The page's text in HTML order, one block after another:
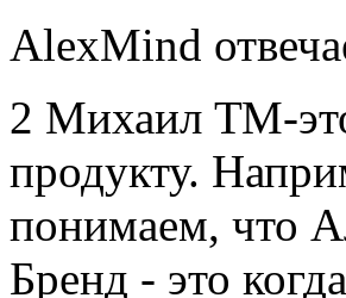
AlexMind
2 Михаил ТМ-
продукту.
понимаем, что
Бренд - это